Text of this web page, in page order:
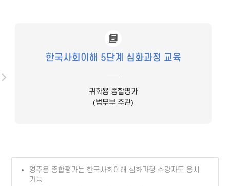
한국사회이해 5단계 심화과정 교육
귀화용 종합평가
(법무부 주관)
영주용 종합평가는 한국사회이해 심화과정 수강자도 응시
가능